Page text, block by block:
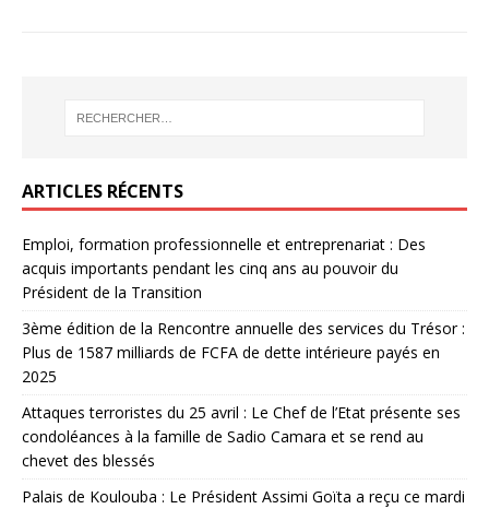
ARTICLES RÉCENTS
Emploi, formation professionnelle et entreprenariat : Des
acquis importants pendant les cinq ans au pouvoir du
Président de la Transition
3ème édition de la Rencontre annuelle des services du Trésor :
Plus de 1587 milliards de FCFA de dette intérieure payés en
2025
Attaques terroristes du 25 avril : Le Chef de l’Etat présente ses
condoléances à la famille de Sadio Camara et se rend au
chevet des blessés
Palais de Koulouba : Le Président Assimi Goïta a reçu ce mardi